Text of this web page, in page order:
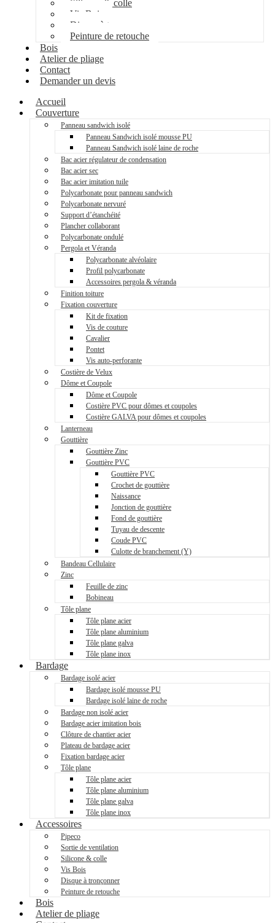
Silicone & colle
Vis Bois
Disque à tronçonner
Peinture de retouche
Bois
Atelier de pliage
Contact
Demander un devis
Accueil
Couverture
Panneau sandwich isolé
Panneau Sandwich isolé mousse PU
Panneau Sandwich isolé laine de roche
Bac acier régulateur de condensation
Bac acier sec
Bac acier imitation tuile
Polycarbonate pour panneau sandwich
Polycarbonate nervuré
Support d’étanchéité
Plancher collaborant
Polycarbonate ondulé
Pergola et Véranda
Polycarbonate alvéolaire
Profil polycarbonate
Accessoires pergola & véranda
Finition toiture
Fixation couverture
Kit de fixation
Vis de couture
Cavalier
Pontet
Vis auto-perforante
Costière de Velux
Dôme et Coupole
Dôme et Coupole
Costière PVC pour dômes et coupoles
Costière GALVA pour dômes et coupoles
Lanterneau
Gouttière
Gouttière Zinc
Gouttière PVC
Gouttière PVC
Crochet de gouttière
Naissance
Jonction de gouttière
Fond de gouttière
Tuyau de descente
Coude PVC
Culotte de branchement (Y)
Bandeau Cellulaire
Zinc
Feuille de zinc
Bobineau
Tôle plane
Tôle plane acier
Tôle plane aluminium
Tôle plane galva
Tôle plane inox
Bardage
Bardage isolé acier
Bardage isolé mousse PU
Bardage isolé laine de roche
Bardage non isolé acier
Bardage acier imitation bois
Clôture de chantier acier
Plateau de bardage acier
Fixation bardage acier
Tôle plane
Tôle plane acier
Tôle plane aluminium
Tôle plane galva
Tôle plane inox
Accessoires
Pipeco
Sortie de ventilation
Silicone & colle
Vis Bois
Disque à tronçonner
Peinture de retouche
Bois
Atelier de pliage